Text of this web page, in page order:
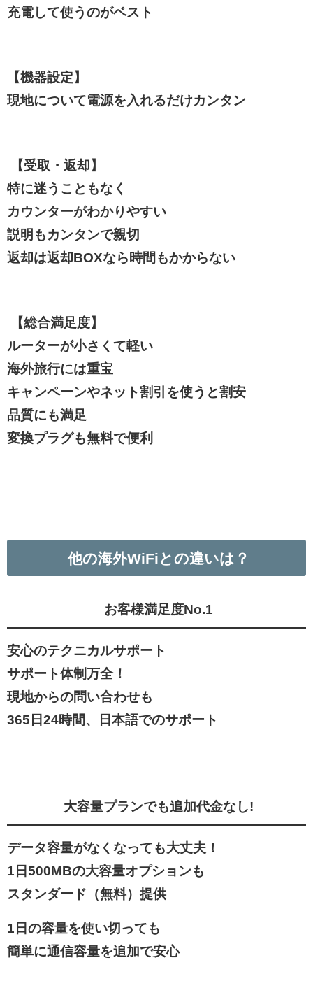
充電して使うのがベスト
【機器設定】
現地について電源を入れるだけカンタン
【受取・返却】
特に迷うこともなく
カウンターがわかりやすい
説明もカンタンで親切
返却は返却BOXなら時間もかからない
【総合満足度】
ルーターが小さくて軽い
海外旅行には重宝
キャンペーンやネット割引を使うと割安
品質にも満足
変換プラグも無料で便利
他の海外WiFiとの違いは？
お客様満足度No.1
安心のテクニカルサポート
サポート体制万全！
現地からの問い合わせも
365日24時間、日本語でのサポート
大容量プランでも追加代金なし!
データ容量がなくなっても大丈夫！
1日500MBの大容量オプションも
スタンダード（無料）提供
1日の容量を使い切っても
簡単に通信容量を追加で安心